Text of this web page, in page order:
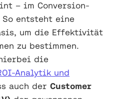
– im Conversion-
So entsteht eine
um die Effektivität
zu bestimmen.
die
Analytik und
auch der Customer